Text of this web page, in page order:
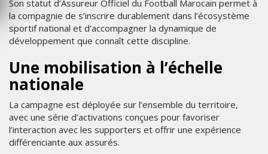
Son statut d’Assureur Officiel du Football Marocain permet à
la compagnie de s’inscrire durablement dans l’écosystème
sportif national et d’accompagner la dynamique de
développement que connaît cette discipline.
Une mobilisation à l’échelle
nationale
La campagne est déployée sur l’ensemble du territoire,
avec une série d’activations conçues pour favoriser
l’interaction avec les supporters et offrir une expérience
différenciante aux assurés.